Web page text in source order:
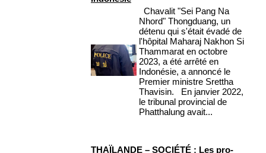
Chavalit "Sei Pang Na
Nhord" Thongduang, un
détenu qui s'était évadé de
l'hôpital Maharaj Nakhon Si
Thammarat en octobre
2023, a été arrêté en
Indonésie, a annoncé le
Premier ministre Srettha
Thavisin. En janvier 2022,
le tribunal provincial de
Phatthalung avait...
THAÏLANDE – SOCIÉTÉ : Les pro-